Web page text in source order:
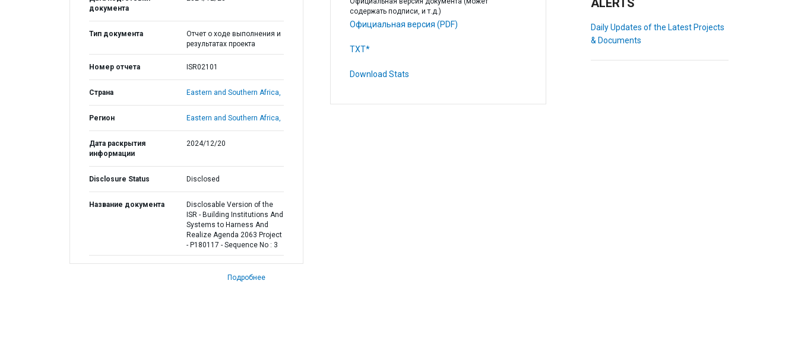
документа
Тип документа
Отчет о ходе выполнения и
результатах проекта
Номер отчета ISR02101
Страна Eastern and Southern Africa,
Регион Eastern and Southern Africa,
Дата раскрытия
информации
2024/12/20
Disclosure Status Disclosed
Название документа
Disclosable Version of the
ISR - Building Institutions And
Systems to Harness And
Realize Agenda 2063 Project
- P180117 - Sequence No : 3
Подробнее
содержать подписи, и т.д.)
Официальная версия (PDF)
TXT*
Download Stats
ALERTS
Daily Updates of the Latest Projects
& Documents